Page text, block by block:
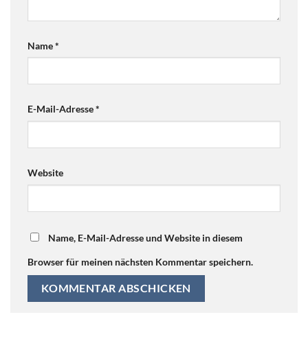
Name*
E-Mail-Adresse*
Website
Name, E-Mail-Adresse und Website in diesem
Browser für meinen nächsten Kommentar speichern.